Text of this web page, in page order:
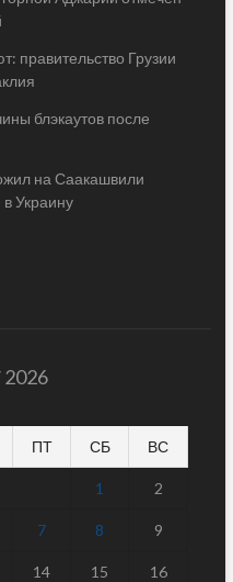
правительство Грузии
блэкаутов после
на Саакашвили
Украину
ПТ СБ ВС
1 2
7 8 9
14 15 16